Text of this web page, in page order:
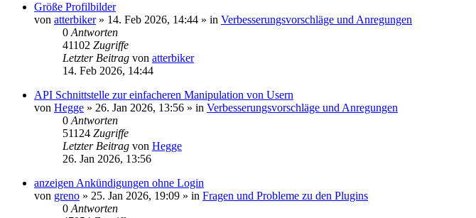
Größe Profilbilder
von atterbiker» 14. Feb 2026, 14:44 » in Verbesserungsvorschläge und Anregungen
0 Antworten
41102 Zugriffe
Letzter Beitrag von atterbiker
14. Feb 2026, 14:44
API Schnittstelle zur einfacheren Manipulation von Usern
von Hegge » 26. Jan 2026, 13:56 » in Verbesserungsvorschläge und Anregungen
0 Antworten
51124 Zugriffe
Letzter Beitrag von Hegge
26. Jan 2026, 13:56
anzeigen Ankündigungen ohne Login
von greno » 25. Jan 2026, 19:09 » in Fragen und Probleme zu den Plugins
0 Antworten